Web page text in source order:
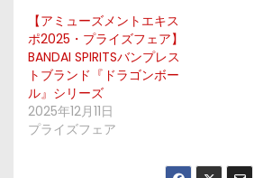
【アミューズメントエキス
ポ2025・プライズフェア】
BANDAI SPIRITSバンプレス
トブランド『ドラゴンボー
ル』シリーズ
2025年12月11日
プライズフェア